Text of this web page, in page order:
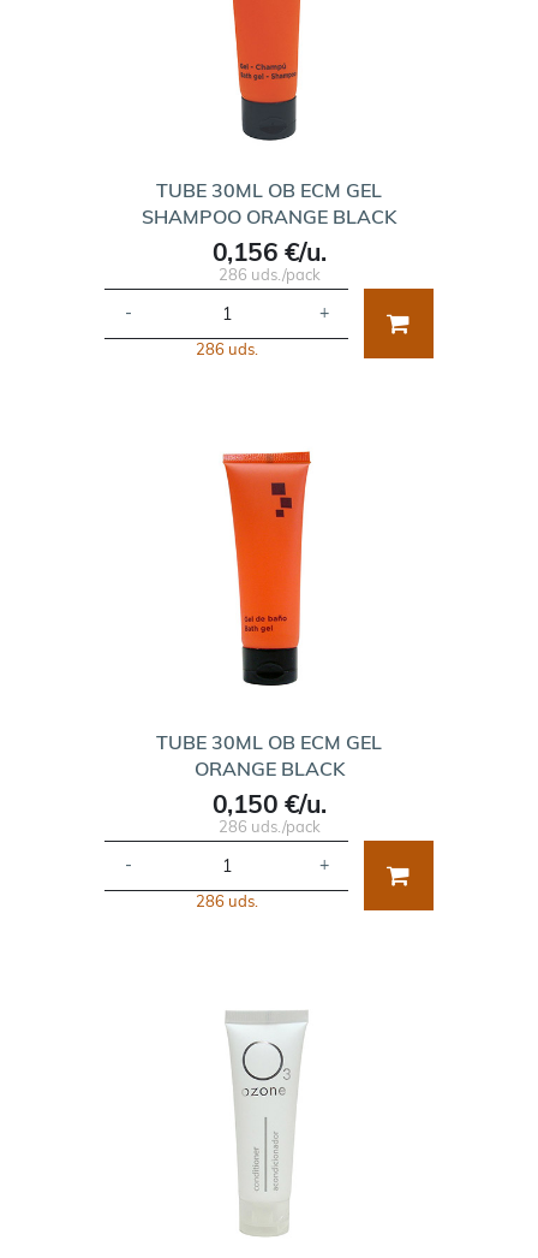
TUBE 30ML OB ECM GEL
SHAMPOO ORANGE BLACK
0,156 €/u.
286 uds./pack
- +
286 uds.
TUBE 30ML OB ECM GEL
ORANGE BLACK
0,150 €/u.
286 uds./pack
- +
286 uds.